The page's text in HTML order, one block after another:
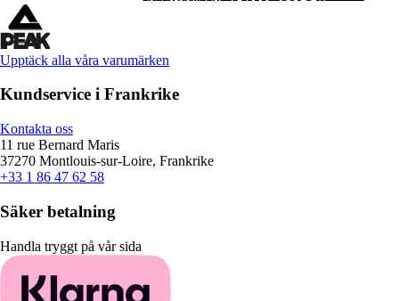
Upptäck alla våra varumärken
Kundservice i Frankrike
Kontakta oss
11 rue Bernard Maris
37270 Montlouis-sur-Loire, Frankrike
+33 1 86 47 62 58
Säker betalning
Handla tryggt på vår sida